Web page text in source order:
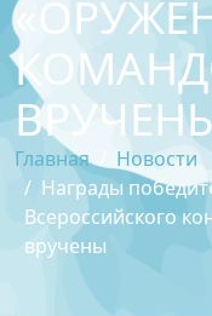
Главная
Новости
Награды
Всероссийского
вручены